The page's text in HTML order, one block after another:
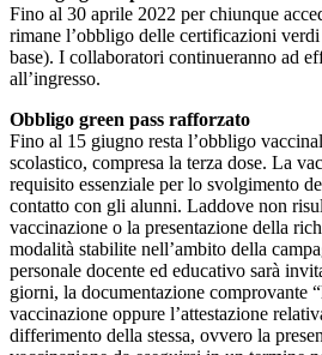
Fino al 30 aprile 2022 per chiunque
rimane l’obbligo delle certificazioni
base). I collaboratori continueranno ad
all’ingresso.
Obbligo green pass rafforzato
Fino al 15 giugno resta l’obbligo
scolastico, compresa la terza dose. La
requisito essenziale per lo svolgimento
contatto con gli alunni. Laddove non
vaccinazione o la presentazione della
modalità stabilite nell’ambito della
personale docente ed educativo sarà
giorni, la documentazione comprovante
vaccinazione oppure l’attestazione
differimento della stessa, ovvero la